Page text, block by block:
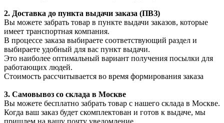
2. Доставка до пункта выдачи заказа (ПВЗ)
Вы можете забрать товар в пункте выдачи заказов, которые
имеет транспортная компания.
В процессе заказа выбираете соответствующий раздел и
выбираете удобный для вас пункт выдачи.
Это наиболее оптимальный вариант получения посылки для
работающих людей.
Стоимость рассчитывается во время формирования заказа
3. Самовывоз со склада в Москве
Вы можете бесплатно забрать товар с нашего склада в Москве.
Когда ваш заказ будет скомплектован и готов к выдаче, мы
пришлем на вашу почту уведомление.